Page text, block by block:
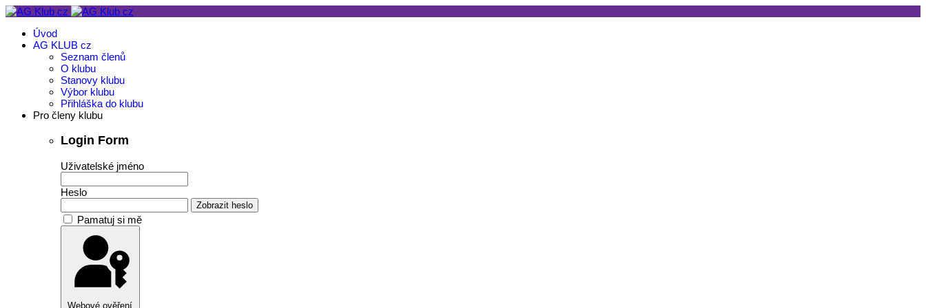
Úvod
AG KLUB cz
Seznam členů
O klubu
Stanovy klubu
Výbor klubu
Přihláška do klubu
Pro členy klubu
Login Form
Uživatelské jméno
Heslo
Zobrazit heslo
Pamatuj si mě
Webové ověření